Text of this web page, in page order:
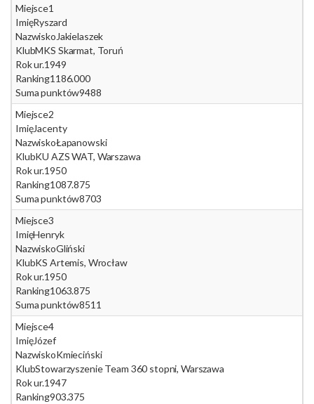
Miejsce1
ImięRyszard
Nazwisko Jakielaszek
KlubMKS Skarmat, Toruń
Rok ur.1949
Ranking1186.000
Suma punktów9488
Miejsce2
ImięJacenty
NazwiskoŁapanowski
KlubKU AZS WAT, Warszawa
Rok ur.1950
Ranking1087.875
Suma punktów8703
Miejsce3
ImięHenryk
NazwiskoGliński
KlubKS Artemis, Wrocław
Rok ur.1950
Ranking1063.875
Suma punktów8511
Miejsce4
ImięJózef
NazwiskoKmieciński
KlubStowarzyszenie Team 360 stopni, Warszawa
Rok ur.1947
Ranking903.375